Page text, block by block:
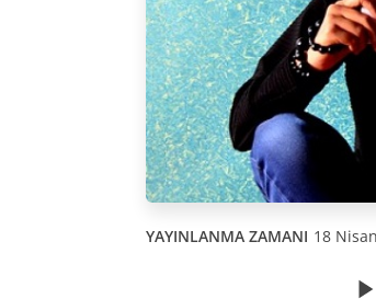
YAYINLANMA ZAMANI 18